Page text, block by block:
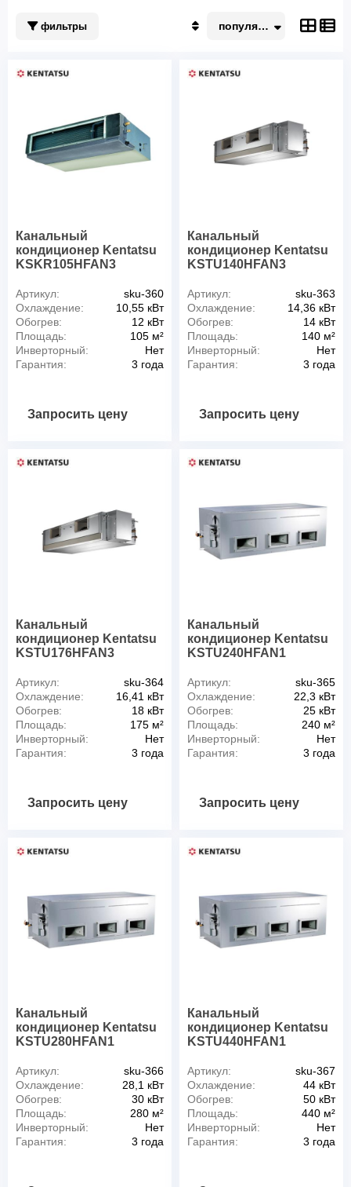
фильтры
Недорогие
популярные
Канальный
кондиционер Kentatsu
KSKR105HFAN3
Артикул:
sku-360
Охлаждение:
10,55 кВт
Обогрев:
12 кВт
Площадь:
105 м²
Инверторный:
Нет
Гарантия:
3 года
Запросить цену
Канальный
кондиционер Kentatsu
KSTU140HFAN3
Артикул:
sku-363
Охлаждение:
14,36 кВт
Обогрев:
14 кВт
Площадь:
140 м²
Инверторный:
Нет
Гарантия:
3 года
Запросить цену
Канальный
кондиционер Kentatsu
KSTU176HFAN3
Артикул:
sku-364
Охлаждение:
16,41 кВт
Обогрев:
18 кВт
Площадь:
175 м²
Инверторный:
Нет
Гарантия:
3 года
Запросить цену
Канальный
кондиционер Kentatsu
KSTU240HFAN1
Артикул:
sku-365
Охлаждение:
22,3 кВт
Обогрев:
25 кВт
Площадь:
240 м²
Инверторный:
Нет
Гарантия:
3 года
Запросить цену
Канальный
кондиционер Kentatsu
KSTU280HFAN1
Артикул:
sku-366
Охлаждение:
28,1 кВт
Обогрев:
30 кВт
Площадь:
280 м²
Инверторный:
Нет
Гарантия:
3 года
Канальный
кондиционер Kentatsu
KSTU440HFAN1
Артикул:
sku-367
Охлаждение:
44 кВт
Обогрев:
50 кВт
Площадь:
440 м²
Инверторный:
Нет
Гарантия:
3 года